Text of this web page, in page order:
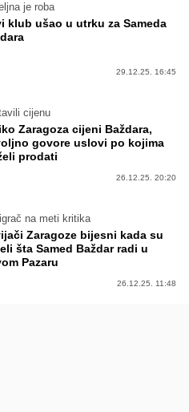
je roba
klub ušao u utrku za Sameda
29.12.25. 16:45
cijenu
Zaragoza cijeni Baždara,
govore uslovi po kojima
prodati
26.12.25. 20:20
na meti kritika
Zaragoze bijesni kada su
šta Samed Baždar radi u
Pazaru
26.12.25. 11:48